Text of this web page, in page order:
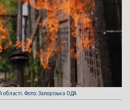
області. Фото: Запорізька ОДА